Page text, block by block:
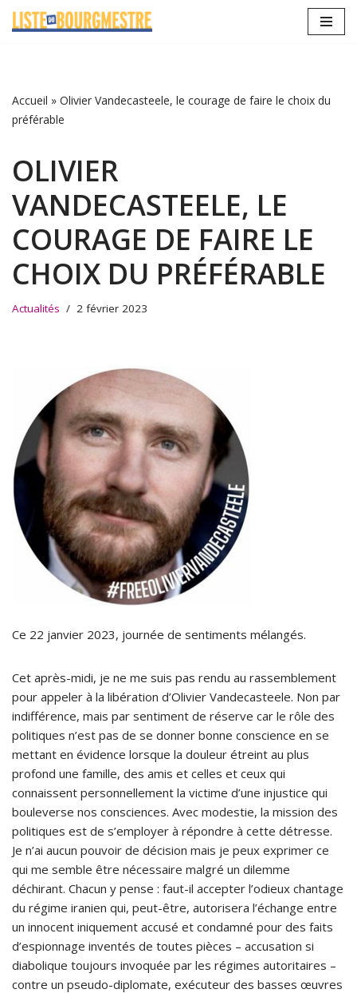
Accueil » Olivier Vandecasteele, le courage de faire le choix du
préférable
OLIVIER
VANDECASTEELE, LE
COURAGE DE FAIRE LE
CHOIX DU PRÉFÉRABLE
Actualités 2 février 2023
Ce 22 janvier 2023, journée de sentiments mélangés.
Cet après-midi, je ne me suis pas rendu au rassemblement
pour appeler à la libération d’Olivier Vandecasteele. Non par
indifférence, mais par sentiment de réserve car le rôle des
politiques n’est pas de se donner bonne conscience en se
mettant en évidence lorsque la douleur étreint au plus
profond une famille, des amis et celles et ceux qui
connaissent personnellement la victime d’une injustice qui
bouleverse nos consciences. Avec modestie, la mission des
politiques est de s’employer à répondre à cette détresse.
Je n’ai aucun pouvoir de décision mais je peux exprimer ce
qui me semble être nécessaire malgré un dilemme
déchirant. Chacun y pense : faut-il accepter l’odieux chantage
du régime iranien qui, peut-être, autorisera l’échange entre
un innocent iniquement accusé et condamné pour des faits
d’espionnage inventés de toutes pièces – accusation si
diabolique toujours invoquée par les régimes autoritaires –
contre un pseudo-diplomate, exécuteur des basses œuvres